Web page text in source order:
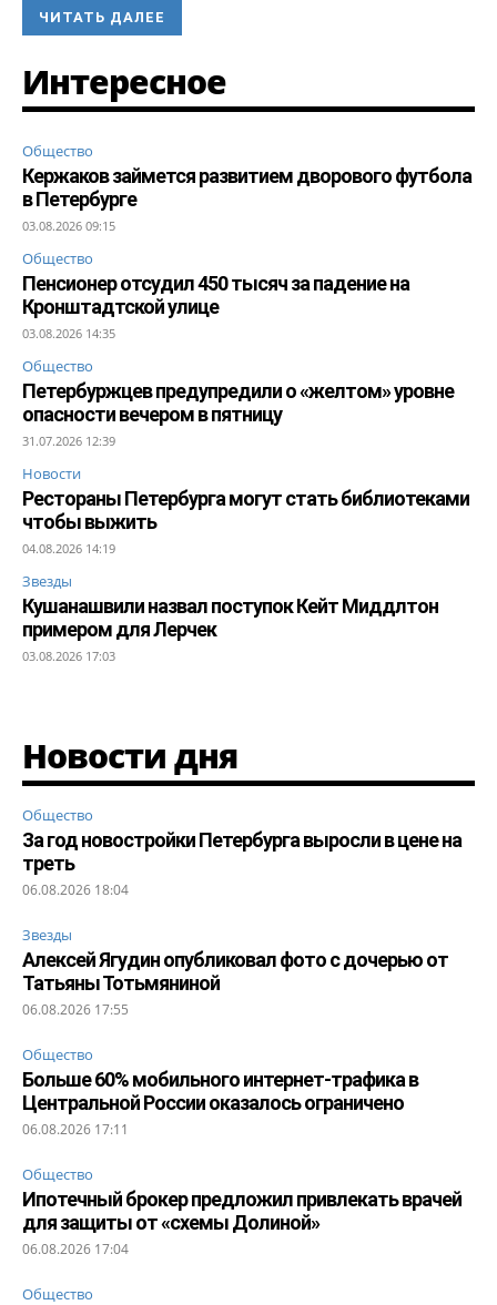
ЧИТАТЬ ДАЛЕЕ
Интересное
Общество
Кержаков займется развитием дворового футбола
в Петербурге
03.08.2026 09:15
Общество
Пенсионер отсудил 450 тысяч за падение на
Кронштадтской улице
03.08.2026 14:35
Общество
Петербуржцев предупредили о «желтом» уровне
опасности вечером в пятницу
31.07.2026 12:39
Новости
Рестораны Петербурга могут стать библиотеками
чтобы выжить
04.08.2026 14:19
Звезды
Кушанашвили назвал поступок Кейт Миддлтон
примером для Лерчек
03.08.2026 17:03
Новости дня
Общество
За год новостройки Петербурга выросли в цене на
треть
06.08.2026 18:04
Звезды
Алексей Ягудин опубликовал фото с дочерью от
Татьяны Тотьмяниной
06.08.2026 17:55
Общество
Больше 60% мобильного интернет-трафика в
Центральной России оказалось ограничено
06.08.2026 17:11
Общество
Ипотечный брокер предложил привлекать врачей
для защиты от «схемы Долиной»
06.08.2026 17:04
Общество